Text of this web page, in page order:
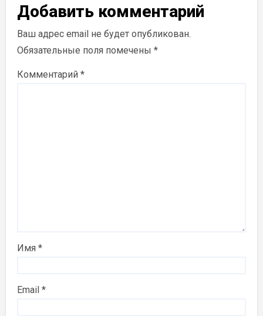
Добавить комментарий
Ваш адрес email не будет опубликован.
Обязательные поля помечены*
Комментарий*
Имя*
Email*